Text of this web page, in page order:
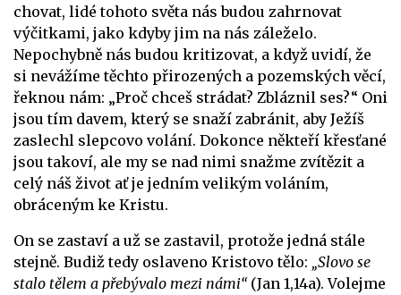
chovat, lidé tohoto světa nás budou zahrnovat
výčitkami, jako kdyby jim na nás záleželo.
Nepochybně nás budou kritizovat, a když uvidí, že
si nevážíme těchto přirozených a pozemských věcí,
řeknou nám: „Proč chceš strádat? Zbláznil ses?“ Oni
jsou tím davem, který se snaží zabránit, aby Ježíš
zaslechl slepcovo volání. Dokonce někteří křesťané
jsou takoví, ale my se nad nimi snažme zvítězit a
celý náš život ať je jedním velikým voláním,
obráceným ke Kristu.
On se zastaví a už se zastavil, protože jedná stále
stejně. Budiž tedy oslaveno Kristovo tělo: „Slovo se
stalo tělem a přebývalo mezi námi“(Jan 1,14a). Volejme